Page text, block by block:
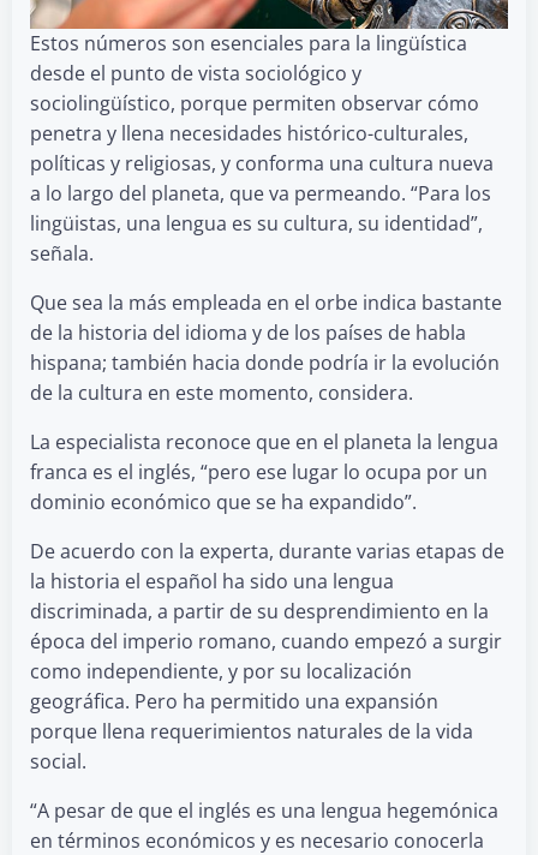
Estos números son esenciales para la lingüística
desde el punto de vista sociológico y
sociolingüístico, porque permiten observar cómo
penetra y llena necesidades histórico-culturales,
políticas y religiosas, y conforma una cultura nueva
a lo largo del planeta, que va permeando. “Para los
lingüistas, una lengua es su cultura, su identidad”,
señala.
Que sea la más empleada en el orbe indica bastante
de la historia del idioma y de los países de habla
hispana; también hacia donde podría ir la evolución
de la cultura en este momento, considera.
La especialista reconoce que en el planeta la lengua
franca es el inglés, “pero ese lugar lo ocupa por un
dominio económico que se ha expandido”.
De acuerdo con la experta, durante varias etapas de
la historia el español ha sido una lengua
discriminada, a partir de su desprendimiento en la
época del imperio romano, cuando empezó a surgir
como independiente, y por su localización
geográfica. Pero ha permitido una expansión
porque llena requerimientos naturales de la vida
social.
“A pesar de que el inglés es una lengua hegemónica
en términos económicos y es necesario conocerla